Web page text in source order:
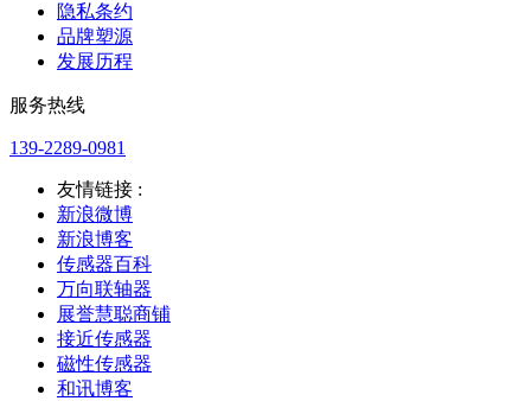
隐私条约
品牌塑源
发展历程
服务热线
139-2289-0981
友情链接 :
新浪微博
新浪博客
传感器百科
万向联轴器
展誉慧聪商铺
接近传感器
磁性传感器
和讯博客